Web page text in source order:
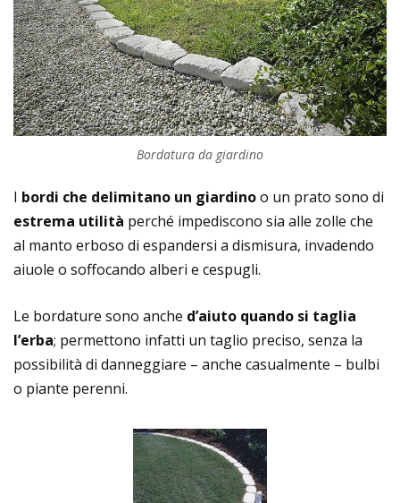
Bordatura da giardino
I bordi che delimitano un giardinoo un prato sono di
estrema utilità perché impediscono sia alle zolle che
al manto erboso di espandersi a dismisura, invadendo
aiuole o soffocando alberi e cespugli.
Le bordature sono anche d’aiuto quando si taglia
l’erba; permettono infatti un taglio preciso, senza la
possibilità di danneggiare – anche casualmente – bulbi
o piante perenni.